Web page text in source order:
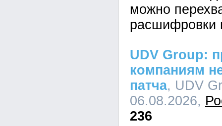
можно
расшифровки
UDV Group:
компаниям
патча, UDV
06.08.2026,
236